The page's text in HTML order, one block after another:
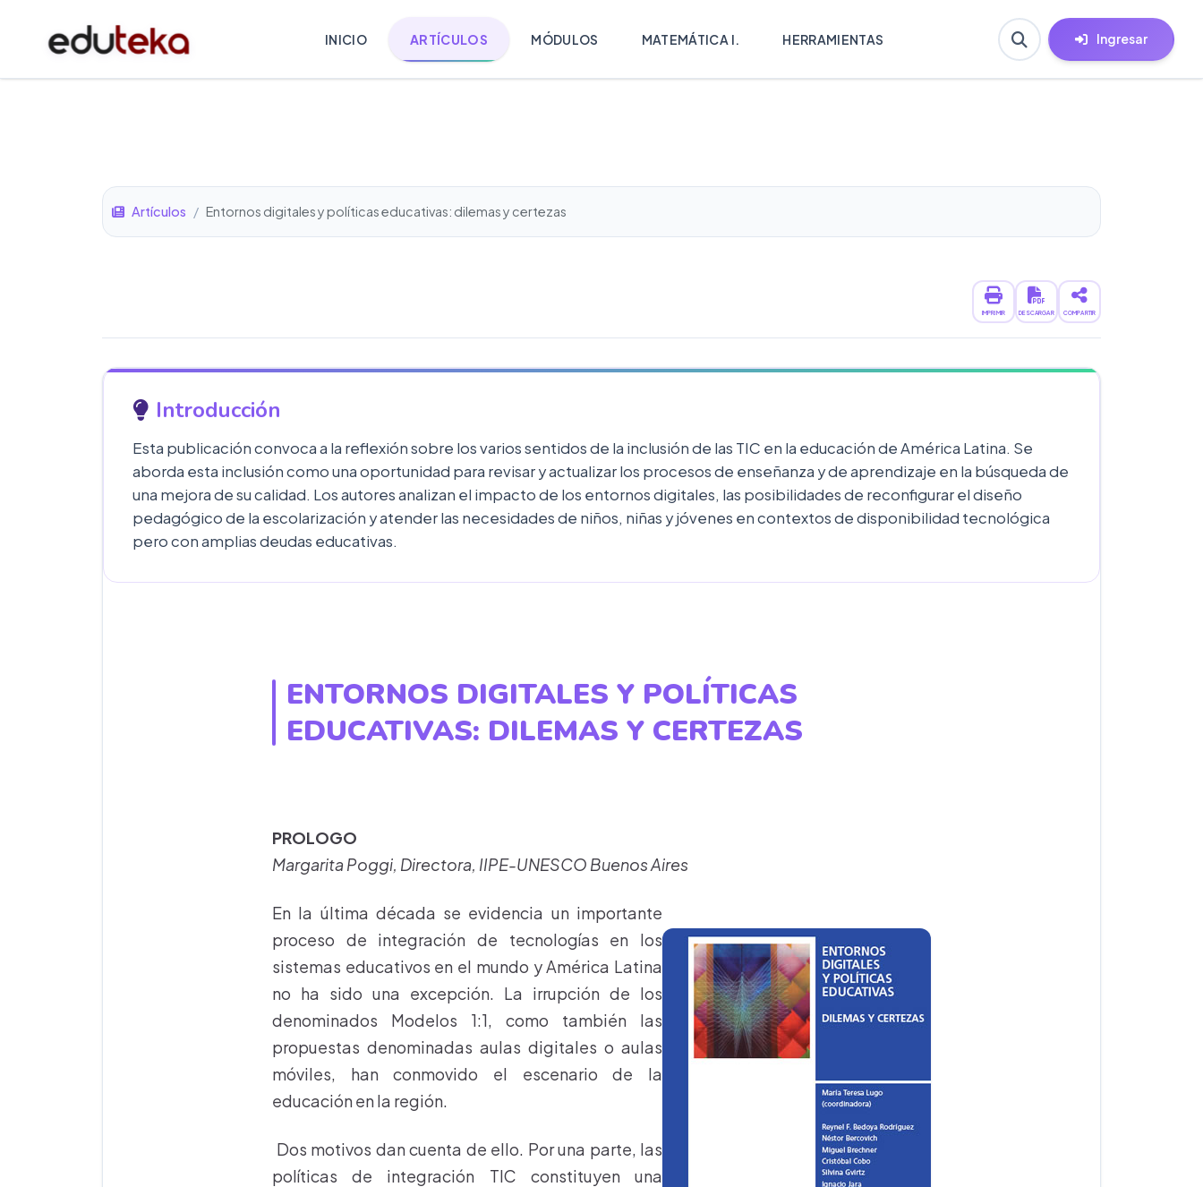
INICIO ARTÍCULOS MÓDULOS MATEMÁTICA I. HERRAMIENTAS Ingresar
Artículos / Entornos digitales y políticas educativas: dilemas y certezas
IMPRIMIR DESCARGAR COMPARTIR
Introducción
Esta publicación convoca a la reflexión sobre los varios sentidos de la inclusión de las TIC en la educación de América Latina. Se
aborda esta inclusión como una oportunidad para revisar y actualizar los procesos de enseñanza y de aprendizaje en la búsqueda de
una mejora de su calidad. Los autores analizan el impacto de los entornos digitales, las posibilidades de reconfigurar el diseño
pedagógico de la escolarización y atender las necesidades de niños, niñas y jóvenes en contextos de disponibilidad tecnológica
pero con amplias deudas educativas.
ENTORNOS DIGITALES Y POLÍTICAS
EDUCATIVAS: DILEMAS Y CERTEZAS
PROLOGO
Margarita Poggi, Directora, IIPE-UNESCO Buenos Aires
En la última década se evidencia un importante
proceso de integración de tecnologías en los
sistemas educativos en el mundo y América Latina
no ha sido una excepción. La irrupción de los
denominados Modelos 1:1, como también las
propuestas denominadas aulas digitales o aulas
móviles, han conmovido el escenario de la
educación en la región.
Dos motivos dan cuenta de ello. Por una parte, las
políticas de integración TIC constituyen una